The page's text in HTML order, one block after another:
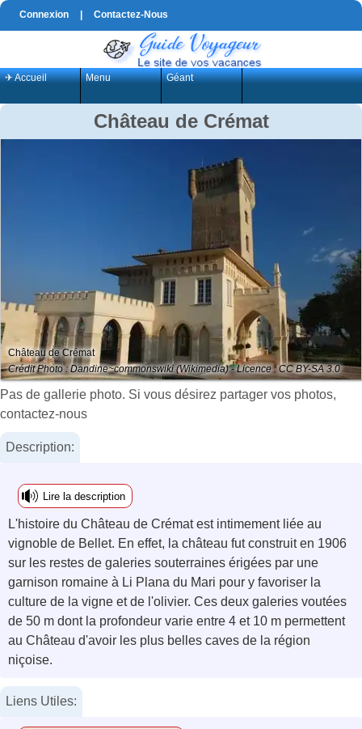
Connexion Contactez-Nous
✈ Accueil Menu Géant
Château de Crémat
Château de Crémat
Crédit Photo : Dandine~commonswiki (Wikimedia) - Licence : CC BY-SA 3.0
Pas de gallerie photo. Si vous désirez partager vos photos,
contactez-nous
Description:
Lire la description
L'histoire du Château de Crémat est intimement liée au
vignoble de Bellet. En effet, la château fut construit en 1906
sur les restes de galeries souterraines érigées par une
garnison romaine à Li Plana du Mari pour y favoriser la
culture de la vigne et de l'olivier. Ces deux galeries voutées
de 50 m dont la profondeur varie entre 4 et 10 m permettent
au Château d'avoir les plus belles caves de la région
niçoise.
Liens Utiles: